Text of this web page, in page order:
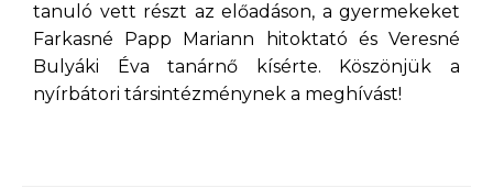
tanuló vett részt az előadáson, a gyermekeket
Farkasné Papp Mariann hitoktató és Veresné
Bulyáki Éva tanárnő kísérte. Köszönjük a
nyírbátori társintézménynek a meghívást!